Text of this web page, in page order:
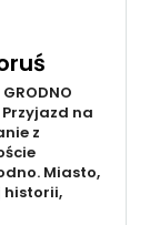
na
z
Miasto,
historii,